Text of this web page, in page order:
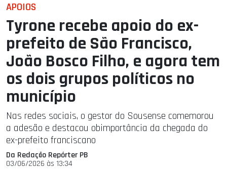
APOIOS
Tyrone recebe apoio do ex-
prefeito de São Francisco,
João Bosco Filho, e agora tem
os dois grupos políticos no
município
Nas redes sociais, o gestor do Sousense comemorou
a adesão e destacou obimportância da chegada do
ex-prefeito franciscano
Da Redação Repórter PB
03/06/2026 às 13:34